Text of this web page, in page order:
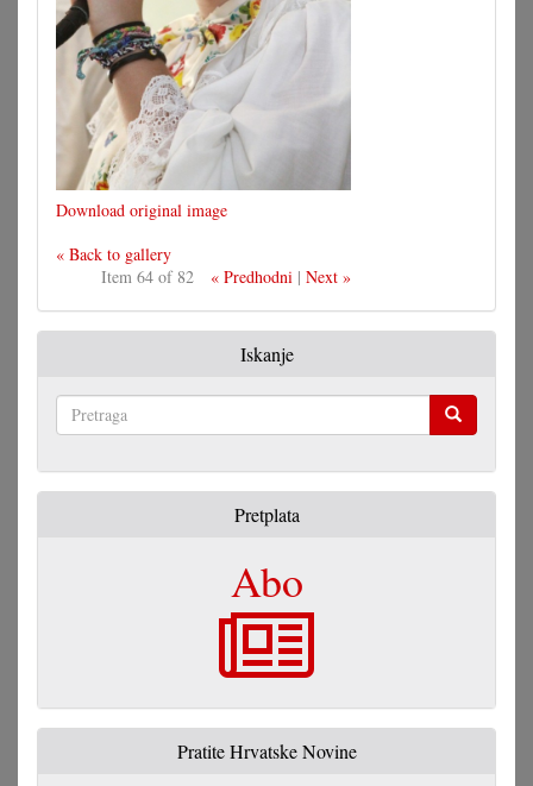
Download original image
« Back to gallery
Item 64 of 82
« Predhodni | Next »
Iskanje
Pretplata
Abo
Pratite Hrvatske Novine